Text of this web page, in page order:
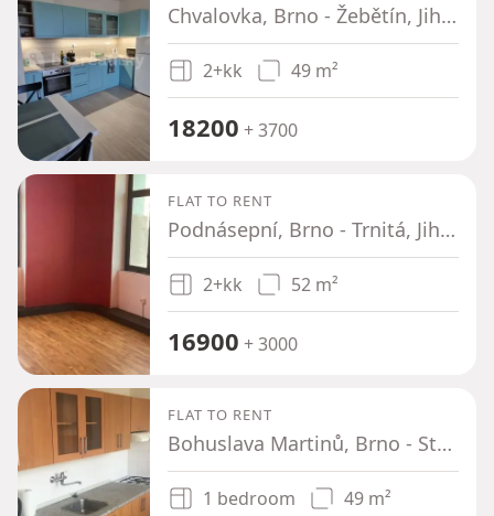
Chvalovka, Brno - Žebětín, Jihomoravský Region
2+kk 49 m²
18200 + 3700
FLAT TO RENT
Podnásepní, Brno - Trnitá, Jihomoravský Region
2+kk 52 m²
16900 + 3000
FLAT TO RENT
Bohuslava Martinů, Brno - Stránice, Jihomoravský Region
1 bedroom 49 m²